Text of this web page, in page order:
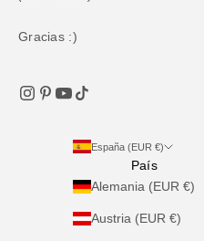
Gracias :)
España (EUR €)
País
Alemania (EUR €)
Austria (EUR €)